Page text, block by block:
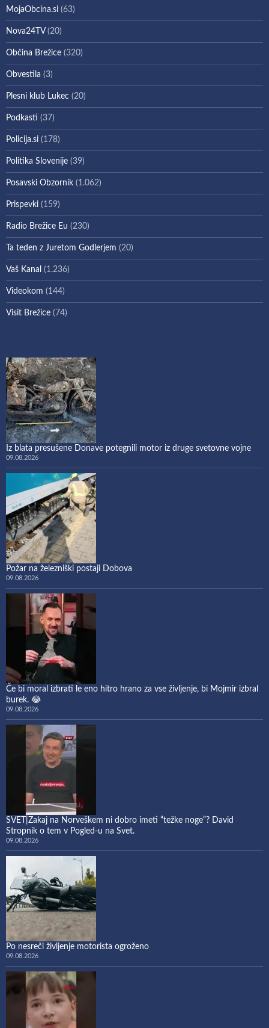
MojaObcina.si (63)
Nova24TV(20)
Občina Brežice (320)
Obvestila (3)
Plesni klub Lukec (20)
Podkasti (37)
Policija.si (178)
Politika Slovenije (39)
Posavski Obzornik (1.062)
Prispevki (159)
Radio Brežice Eu (230)
Ta teden z Juretom Godlerjem (20)
Vaš Kanal (1.236)
Videokom (144)
Visit Brežice (74)
Iz blata presušene Donave potegnili motor iz druge svetovne vojne
09.08.2026
Požar na železniški postaji Dobova
09.08.2026
Če bi moral izbrati le eno hitro hrano za vse življenje, bi Mojmir izbral
burek. 😂
09.08.2026
SVET|Zakaj na Norveškem ni dobro imeti “težke noge”? David
Stropnik o tem v Pogled-u na Svet.
09.08.2026
Po nesreči življenje motorista ogroženo
09.08.2026